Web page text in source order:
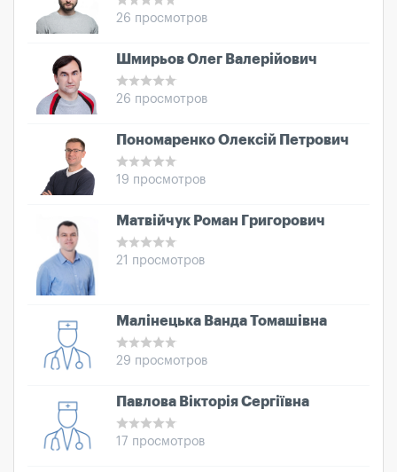
26 просмотров
Шмирьов Олег Валерійович
26 просмотров
Пономаренко Олексій Петрович
19 просмотров
Матвійчук Роман Григорович
21 просмотров
Малінецька Ванда Томашівна
29 просмотров
Павлова Вікторія Сергіївна
17 просмотров